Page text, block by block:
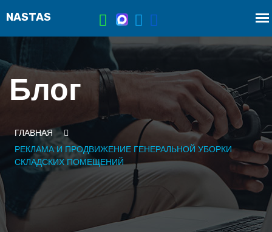
Блог
ГЛАВНАЯ
РЕКЛАМА И ПРОДВИЖЕНИЕ ГЕНЕРАЛЬНОЙ УБОРКИ
СКЛАДСКИХ ПОМЕЩЕНИЙ